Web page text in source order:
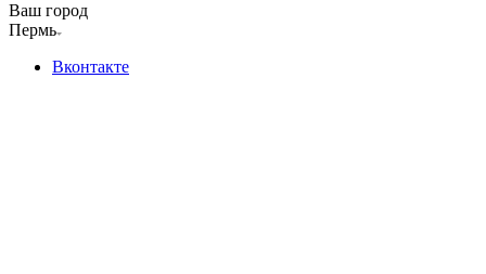
Ваш город
Пермь
Вконтакте